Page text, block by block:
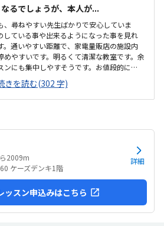
るでしょうが、本人が...
、尋ねやすい先生ばかりで安心していま
している事や出来るようになった事を見れ
。通いやすい距離で、家電量販店の施設内
めやすいです。明るくて清潔な教室です。余
にも集中しやすそうです。お値段的に
ませんが子供が楽しく通っています。子供
で、毎回楽しくて新鮮で色々な事を習って
になる点は特にないので、悪いと思ったと
いってもらいたいです。
きを読む(302 字)
2009m
ケーズデンキ1階
詳細
ッスン申込みはこちら